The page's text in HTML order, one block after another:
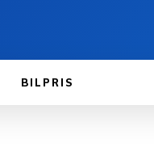
BILPRIS